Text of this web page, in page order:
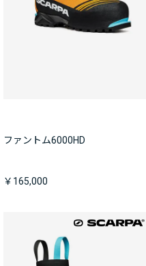
ファントム6000HD
￥165,000